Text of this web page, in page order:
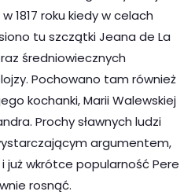
1817 roku kiedy w celach
tu szczątki Jeana de La
średniowiecznych
Pochowano tam również
kochanki, Marii Walewskiej
Prochy sławnych ludzi
argumentem,
już wkrótce popularność Pere
rosnąć.